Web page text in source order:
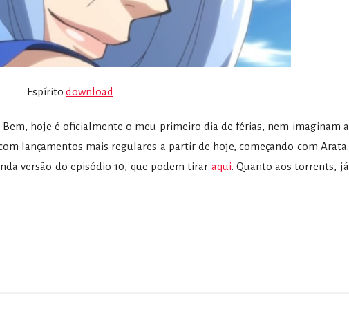
Espírito download
hoje é oficialmente o meu primeiro dia de férias, nem imaginam a
lançamentos mais regulares a partir de hoje, começando com Arata.
versão do episódio 10, que podem tirar aqui. Quanto aos torrents, já